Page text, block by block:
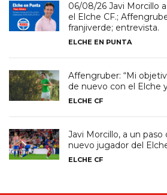
06/08/26 Javi Morcillo
el Elche CF.;
franjiverde; entrevista.
ELCHE EN PUNTA
Affengruber: “Mi
de nuevo con el Elche
ELCHE CF
Javi Morcillo, a un
nuevo jugador del
ELCHE CF